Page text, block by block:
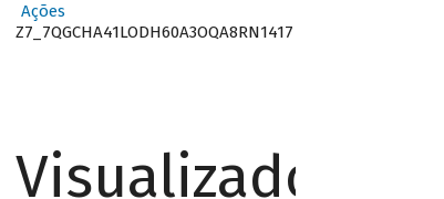
Ações
Z7_7QGCHA41LODH60A3OQA8RN1417
Visualizador